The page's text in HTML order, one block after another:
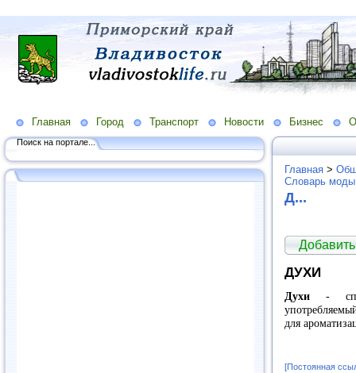
Главная Город Транспорт Новости Бизнес
Поиск на портале...
Главная >
Словарь
Д...
ДУХИ
Духи -
для
[Постоянная